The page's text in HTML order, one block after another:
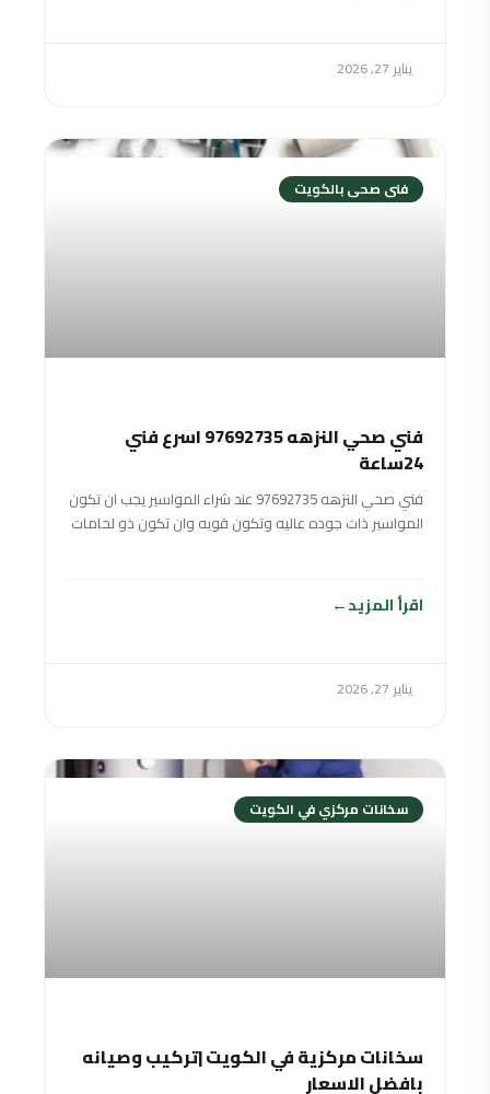
يناير 27, 2026
فنى صحى بالكويت
فني صحي النزهه 97692735 اسرع فني
24ساعة
فني صحي النزهه 97692735 عند شراء المواسير يجب ان تكون
المواسير ذات جوده عاليه وتكون قويه وان تكون ذو لحامات
اقرأ المزيد
يناير 27, 2026
سخانات مركزي في الكويت
سخانات مركزية في الكويت |تركيب وصيانه
بافضل الاسعار